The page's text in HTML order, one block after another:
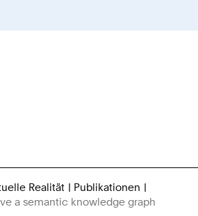
sind
Realität
Publikationen
a semantic knowledge graph